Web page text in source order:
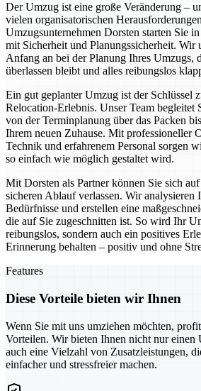
Der Umzug ist eine große Veränderung –
vielen organisatorischen
Umzugsunternehmen Dorsten starten Sie
mit Sicherheit und Planungssicherheit. Wir
Anfang an bei der Planung Ihres Umzugs,
überlassen bleibt und alles reibungslos
Ein gut geplanter Umzug ist der Schlüssel
Relocation-Erlebnis. Unser Team begleitet
von der Terminplanung über das Packen
Ihrem neuen Zuhause. Mit professioneller
Technik und erfahrenem Personal sorgen
so einfach wie möglich gestaltet wird.
Mit Dorsten als Partner können Sie sich
sicheren Ablauf verlassen. Wir analysieren
Bedürfnisse und erstellen eine
die auf Sie zugeschnitten ist. So wird Ihr
reibungslos, sondern auch ein positives
Erinnerung behalten – positiv und ohne
Features
Diese Vorteile bieten wir Ihnen
Wenn Sie mit uns umziehen möchten,
Vorteilen. Wir bieten Ihnen nicht nur einen
auch eine Vielzahl von Zusatzleistungen,
einfacher und stressfreier machen.